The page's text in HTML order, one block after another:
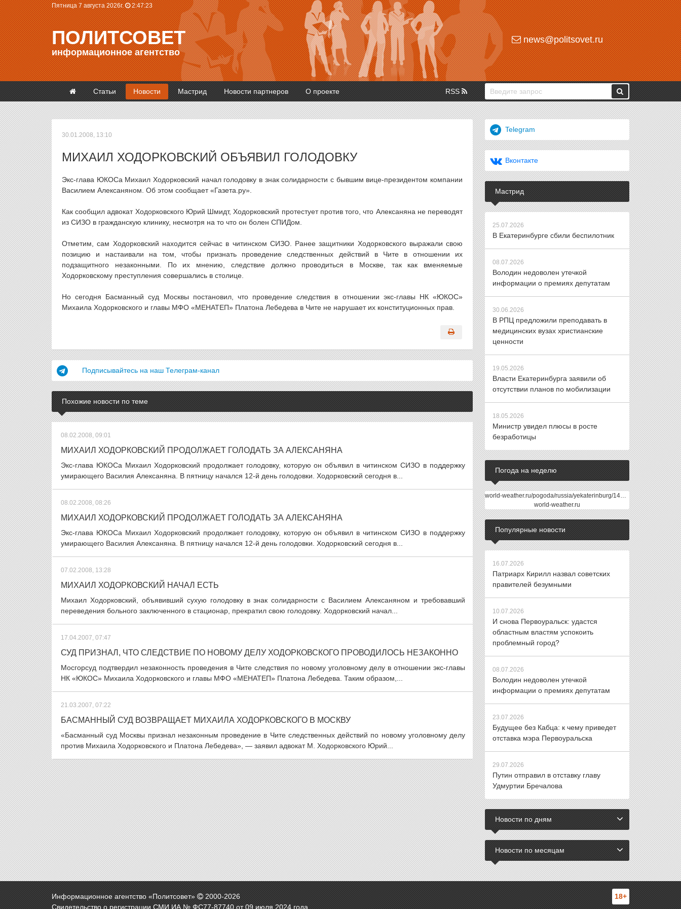
Пятница 7 августа 2026г. 2:47:23
ПОЛИТСОВЕТ
информационное агентство
news@politsovet.ru
Статьи Новости Мастрид Новости партнеров О проекте RSS
30.01.2008, 13:10
МИХАИЛ ХОДОРКОВСКИЙ ОБЪЯВИЛ ГОЛОДОВКУ
Экс-глава ЮКОСа Михаил Ходорковский начал голодовку в знак солидарности с бывшим вице-президентом компании
Василием Алексаняном. Об этом сообщает «Газета.ру».
Как сообщил адвокат Ходорковского Юрий Шмидт, Ходорковский протестует против того, что Алексаняна не переводят
из СИЗО в гражданскую клинику, несмотря на то что он болен СПИДом.
Отметим, сам Ходорковский находится сейчас в читинском СИЗО. Ранее защитники Ходорковского выражали свою
позицию и настаивали на том, чтобы признать проведение следственных действий в Чите в отношении их
подзащитного незаконными. По их мнению, следствие должно проводиться в Москве, так как вменяемые
Ходорковскому преступления совершались в столице.
Но сегодня Басманный суд Москвы постановил, что проведение следствия в отношении экс-главы НК «ЮКОС»
Михаила Ходорковского и главы МФО «МЕНАТЕП» Платона Лебедева в Чите не нарушает их конституционных прав.
Подписывайтесь на наш Телеграм-канал
Похожие новости по теме
08.02.2008, 09:01
МИХАИЛ ХОДОРКОВСКИЙ ПРОДОЛЖАЕТ ГОЛОДАТЬ ЗА АЛЕКСАНЯНА
Экс-глава ЮКОСа Михаил Ходорковский продолжает голодовку, которую он объявил в читинском СИЗО в поддержку
умирающего Василия Алексаняна. В пятницу начался 12-й день голодовки. Ходорковский сегодня в...
08.02.2008, 08:26
МИХАИЛ ХОДОРКОВСКИЙ ПРОДОЛЖАЕТ ГОЛОДАТЬ ЗА АЛЕКСАНЯНА
Экс-глава ЮКОСа Михаил Ходорковский продолжает голодовку, которую он объявил в читинском СИЗО в поддержку
умирающего Василия Алексаняна. В пятницу начался 12-й день голодовки. Ходорковский сегодня в...
07.02.2008, 13:28
МИХАИЛ ХОДОРКОВСКИЙ НАЧАЛ ЕСТЬ
Михаил Ходорковский, объявивший сухую голодовку в знак солидарности с Василием Алексаняном и требовавший
переведения больного заключенного в стационар, прекратил свою голодовку. Ходорковский начал...
17.04.2007, 07:47
СУД ПРИЗНАЛ, ЧТО СЛЕДСТВИЕ ПО НОВОМУ ДЕЛУ ХОДОРКОВСКОГО ПРОВОДИЛОСЬ НЕЗАКОННО
Мосгорсуд подтвердил незаконность проведения в Чите следствия по новому уголовному делу в отношении экс-главы
НК «ЮКОС» Михаила Ходорковского и главы МФО «МЕНАТЕП» Платона Лебедева. Таким образом,...
21.03.2007, 07:22
БАСМАННЫЙ СУД ВОЗВРАЩАЕТ МИХАИЛА ХОДОРКОВСКОГО В МОСКВУ
«Басманный суд Москвы признал незаконным проведение в Чите следственных действий по новому уголовному делу
против Михаила Ходорковского и Платона Лебедева», — заявил адвокат М. Ходорковского Юрий...
Telegram
Вконтакте
Мастрид
25.07.2026
В Екатеринбурге сбили беспилотник
08.07.2026
Володин недоволен утечкой
информации о премиях депутатам
30.06.2026
В РПЦ предложили преподавать в
медицинских вузах христианские
ценности
19.05.2026
Власти Екатеринбурга заявили об
отсутствии планов по мобилизации
18.05.2026
Министр увидел плюсы в росте
безработицы
Погода на неделю
world-weather.ru/pogoda/russia/yekaterinburg/14days/
world-weather.ru
Популярные новости
16.07.2026
Патриарх Кирилл назвал советских
правителей безумными
10.07.2026
И снова Первоуральск: удастся
областным властям успокоить
проблемный город?
08.07.2026
Володин недоволен утечкой
информации о премиях депутатам
23.07.2026
Будущее без Кабца: к чему приведет
отставка мэра Первоуральска
29.07.2026
Путин отправил в отставку главу
Удмуртии Бречалова
Новости по дням
Новости по месяцам
Информационное агентство «Политсовет» 2000-2026
Свидетельство о регистрации СМИ ИА № ФС77-87740 от 09 июля 2024 года.
18+